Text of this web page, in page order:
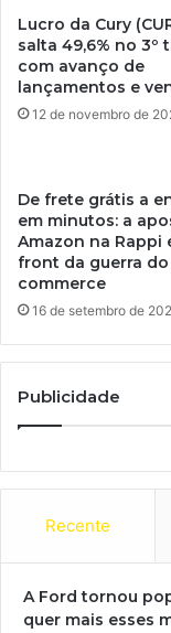
Lucro da Cury
salta 49,6% no 3º
com avanço de
lançamentos e
12 de novembro de
De frete grátis a
em minutos: a
Amazon na Rappi
front da guerra do
commerce
16 de setembro de
Publicidade
Recente
A Ford tornou
quer mais esses